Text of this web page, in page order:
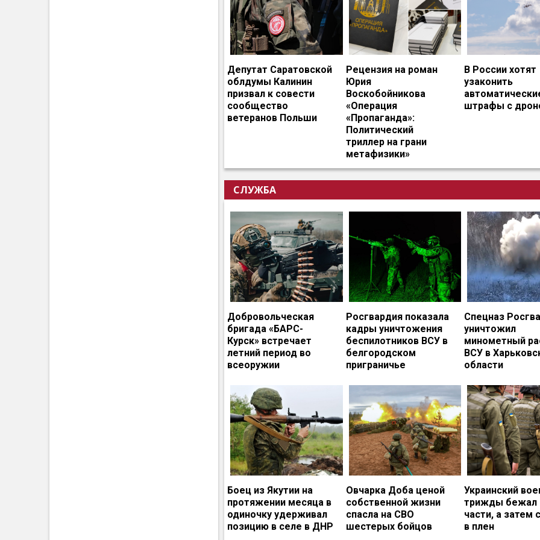
Депутат Саратовской
облдумы Калинин
призвал к совести
сообщество
ветеранов Польши
Рецензия на роман
Юрия
Воскобойникова
«Операция
«Пропаганда»:
Политический
триллер на грани
метафизики»
В России хотят
узаконить
штрафы с
СЛУЖБА
Добровольческая
бригада «БАРС-
Курск» встречает
летний период во
всеоружии
Росгвардия показала
кадры уничтожения
беспилотников ВСУ в
белгородском
приграничье
Спецназ
уничтожил
минометный
ВСУ в
области
Боец из Якутии на
протяжении месяца в
одиночку удерживал
позицию в селе в ДНР
Овчарка Доба ценой
собственной жизни
спасла на СВО
шестерых бойцов
Украинский
трижды бежал
части, а затем
в плен